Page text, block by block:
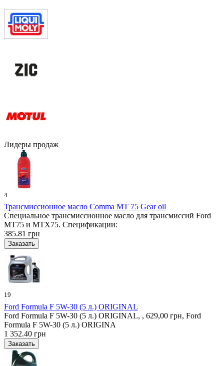
Лидеры продаж
4
Трансмиссионное масло Comma MT 75 Gear oil
Специальное трансмиссионное масло для трансмиссий Ford
MT75 и MTX75. Спецификации:
385.81 грн
19
Ford Formula F 5W-30 (5 л.) ORIGINAL
Ford Formula F 5W-30 (5 л.) ORIGINAL, , 629,00 грн, Ford
Formula F 5W-30 (5 л.) ORIGINA
1 352.40 грн